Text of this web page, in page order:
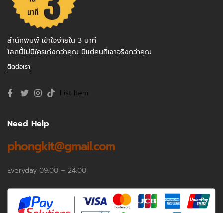
สำนักพิมพ์ เข้าใจง่ายใน 3 นาที
โลกนี้ไม่มีใครเก่งกว่าคุณ มีแต่คนที่เอาจริงกว่าคุณ
ติดต่อเรา
List Item
Need Help
phongkit@gmail.com
Everyday 09.00 – 24.00